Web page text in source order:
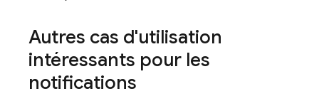
Autres cas d'utilisation
intéressants pour les
notifications